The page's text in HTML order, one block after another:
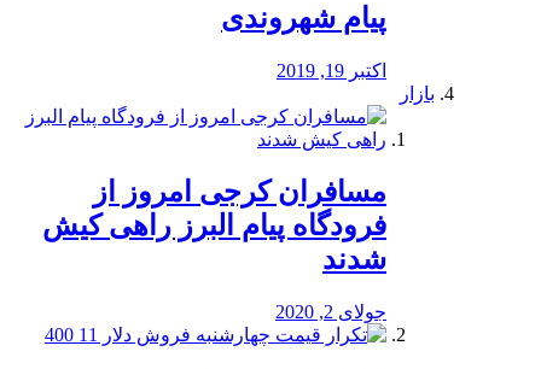
پیام شهروندی
اکتبر 19, 2019
بازار
مسافران کرجی امروز از
فرودگاه پیام البرز راهی کیش
شدند
جولای 2, 2020